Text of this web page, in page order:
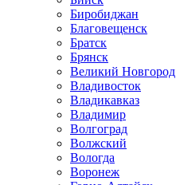
Биробиджан
Благовещенск
Братск
Брянск
Великий Новгород
Владивосток
Владикавказ
Владимир
Волгоград
Волжский
Вологда
Воронеж